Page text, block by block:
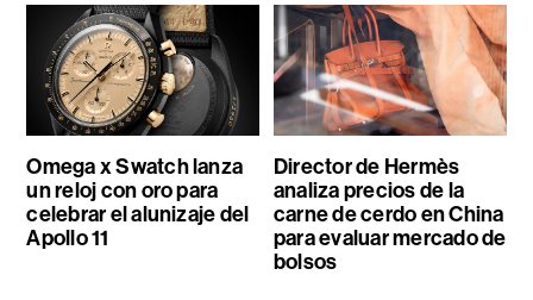
Omega x Swatch lanza
un reloj con oro para
celebrar el alunizaje del
Apollo 11
Director de Hermès
analiza precios de la
carne de cerdo en China
para evaluar mercado de
bolsos